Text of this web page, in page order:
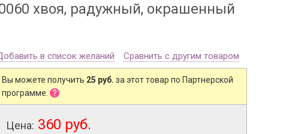
хвоя, радужный, окрашенный
в список желаний Сравнить с другим товаром
Вы можете получить 25 руб. за этот товар по Партнерской
программе.
Цена: 360 руб.